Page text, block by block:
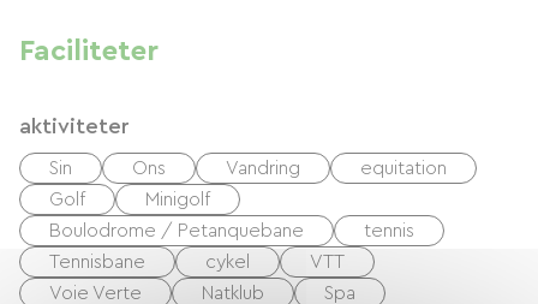
Faciliteter
aktiviteter
Sin Ons Vandring
equitation
Golf
Minigolf
Boulodrome / Petanquebane
tennis
Tennisbane
cykel
VTT
Voie Verte
Natklub
Spa